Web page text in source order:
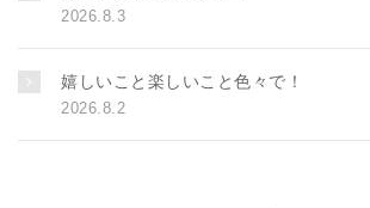
2026.8.3
嬉しいこと楽しいこと色々で！
2026.8.2